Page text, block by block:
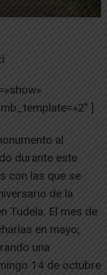
]
al
durante este
con las que se
de la
Tudela. El mes de
en mayo;
una
14 de octubre